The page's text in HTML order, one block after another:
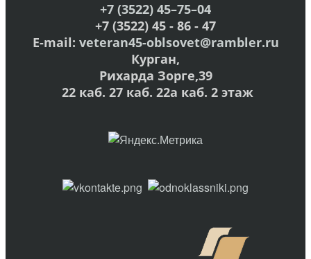
+7 (3522) 45–75–04
+7 (3522) 45 - 86 - 47
E-mail: veteran45-oblsovet@rambler.ru
Курган,
Рихарда Зорге,39
22 каб. 27 каб. 22а каб. 2 этаж